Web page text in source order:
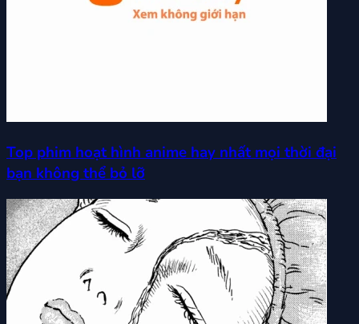
Top phim hoạt hình anime hay nhất mọi thời đại
bạn không thể bỏ lỡ